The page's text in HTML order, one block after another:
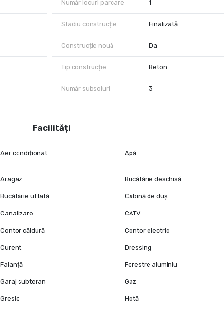
Număr locuri parcare 1
Stadiu construcție Finalizată
Construcție nouă Da
Tip construcție Beton
Număr subsoluri 3
Facilități
Aer condiționat Apă
Aragaz Bucătărie deschisă
Bucătărie utilată Cabină de duș
Canalizare CATV
Contor căldură Contor electric
Curent Dressing
Faianță Ferestre aluminiu
Garaj subteran Gaz
Gresie Hotă